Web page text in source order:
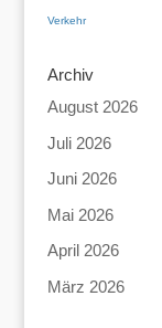
Verkehr
Archiv
August 2026
Juli 2026
Juni 2026
Mai 2026
April 2026
März 2026